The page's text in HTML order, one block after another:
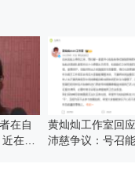
在自
在咫
黄灿灿工作室回
沛慈争议：号召能